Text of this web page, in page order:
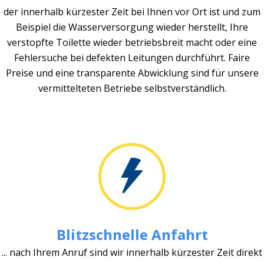
der innerhalb kürzester Zeit bei Ihnen vor Ort ist und zum
Beispiel die Wasserversorgung wieder herstellt, Ihre
verstopfte Toilette wieder betriebsbreit macht oder eine
Fehlersuche bei defekten Leitungen durchführt. Faire
Preise und eine transparente Abwicklung sind für unsere
vermittelteten Betriebe selbstverständlich.
Blitzschnelle Anfahrt
... nach Ihrem Anruf sind wir innerhalb kürzester Zeit direkt